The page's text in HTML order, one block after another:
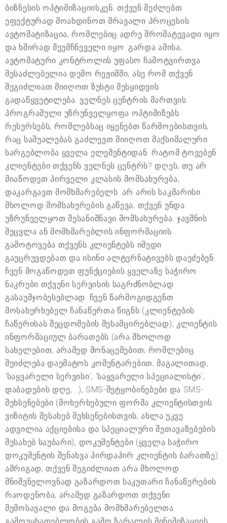
ბიზნესის ოპტიმიზაციისკენ. თქვენ შეძლებთ
ეფექტურად მოახდინოთ მრავალი პროცესის
ავტომატიზაცია, რომლებიც ადრე შრომატევადი იყო
და ხშირად შეუმჩნეველი იყო. გარდა ამისა,
ავტომატური კონტროლის უფასო ჩამოტვირთვა
შესაძლებელია დემო რეჟიმში, ასე რომ თქვენ
შეგიძლიათ მიიღოთ ზუსტი შესყიდვის
გადაწყვეტილება. ველნეს ცენტრის მართვის
პროგრამული უზრუნველყოფა ოპტიმიზებს
რესურსებს, რომლებსაც იყენებთ წარმოებისთვის,
რაც საშუალებას გაძლევთ მიიღოთ მაქსიმალური
სარგებლობა ყველა ელემენტიდან. რატომ ტოვებენ
კლიენტები თქვენს ველნეს ცენტრს? დღეს, თუ არ
მიაწოდეთ პირველი კლასის მომსახურება,
დაკარგავთ მომხმარებელს. არ არის საკმარისი
მხოლოდ მომსახურების გაწევა; თქვენ უნდა
უზრუნველყოთ შესანიშნავი მომსახურება. ჯავშნის
შეცვლა ან მომხმარებლის ინფორმაციის
გამოტოვება თქვენს კლიენტებს იმედი
გაუცრუვდებათ და ისინი ალტერნატივებს დაეძებენ.
ჩვენ მოგაწოდეთ ფუნქციების ყველაზე საჭირო
ნაკრები თქვენი სერვისის საგრძნობლად
გასაუმჯობესებლად. ჩვენ წარმოგიდგენთ
მოსახერხებელ ჩანაწერთა წიგნს (კლიენტების
ჩაწერისას შეცდომების შესამცირებლად), კლიენტის
ინფორმაციულ ბარათებს (არა მხოლოდ
სახელებით, არამედ მონაცემებით, რომლებიც
შეიძლება დაემატოს კომენტარებით, მაგალითად,
'საყვარელი სერვისი', 'საყვარელი სპეციალისტი',
დაბადების დღე, ..), SMS-შეტყობინებები და SMS-
შეხსენებები (მოხერხებული ფორმა კლიენტისთვის
ვიზიტის შესახებ შეხსენებისთვის, ახლა უკვე
ადვილია აქციებისა და სპეციალური შეთავაზებების
შესახებ საუბარი), დოკუმენტები (ყველა საჭირო
დოკუმენტის შენახვა პირდაპირ კლიენტის ბარათზე).
ამრიგად, თქვენ შეგიძლიათ არა მხოლოდ
მნიშვნელოვნად გაზარდოთ საკუთარი ჩანაწერების
რაოდენობა, არამედ გაზარდოთ თქვენი
შემოსავალი და მოგება მომხმარებელთა